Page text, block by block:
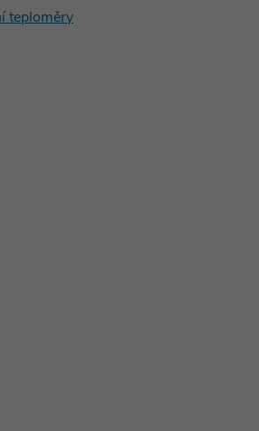
teploměry